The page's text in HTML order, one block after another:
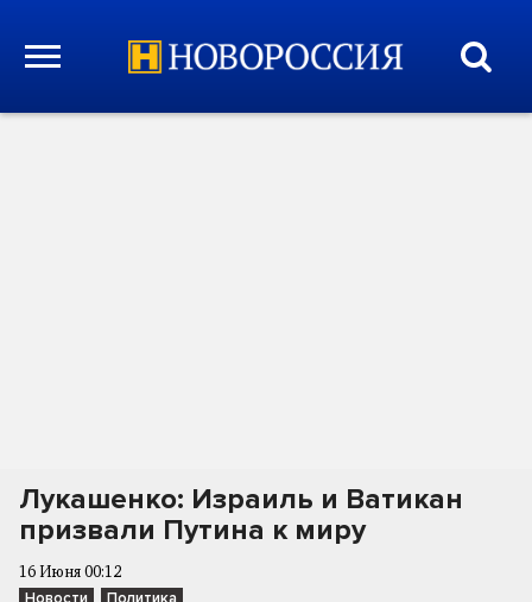
Лукашенко: Израиль и Ватикан
призвали Путина к миру
16 Июня 00:12